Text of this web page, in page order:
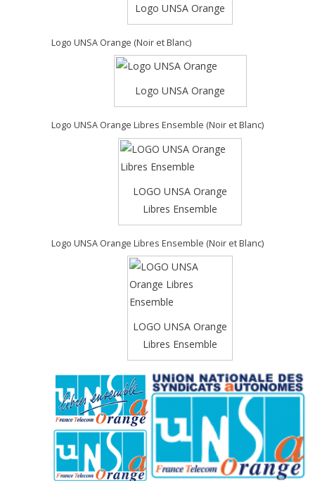
Logo UNSA Orange
Logo UNSA Orange (Noir et Blanc)
Logo UNSA Orange
Logo UNSA Orange Libres Ensemble (Noir et Blanc)
LOGO UNSA Orange
Libres Ensemble
Logo UNSA Orange Libres Ensemble (Noir et Blanc)
LOGO UNSA Orange
Libres Ensemble